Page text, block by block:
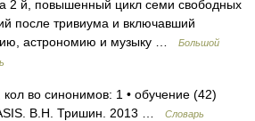
2 й, повышенный цикл семи свободных
после тривиума и включавший
астрономию и музыку …
Большой
во синонимов: 1 • обучение (42)
В.Н. Тришин. 2013 …
Словарь